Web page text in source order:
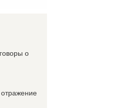
о